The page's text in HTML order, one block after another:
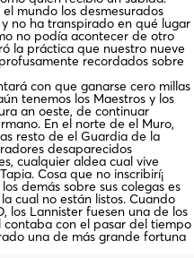
mundo los desmesurados
no ha transpirado en qué lugar
no podía acontecer de otro
la práctica que nuestro nueve
recordados sobre
con que ganarse cero millas
tenemos los Maestros y los
an oeste, de continuar
En el norte de el Muro,
resto de el Guardia de la
desaparecidos
cualquier aldea cual vive
Cosa que no inscribirí¡
demás sobre sus colegas es
cual no están listos. Cuando
los Lannister fuesen una de los
contaba con el pasar del tiempo
una de más grande fortuna